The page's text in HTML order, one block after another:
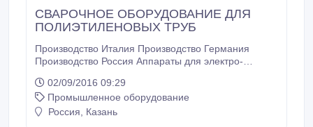
СВАРОЧНОЕ ОБОРУДОВАНИЕ ДЛЯ
ПОЛИЭТИЛЕНОВЫХ ТРУБ
Производство Италия Производство Германия
Производство Россия Аппараты для электро-
Makina) Производство Турция (Turan Makina).
02/09/2016 09:29
Промышленное оборудование
Россия, Казань